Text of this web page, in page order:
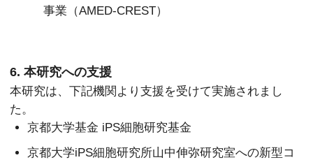
事業（AMED-CREST）
6. 本研究への支援
本研究は、下記機関より支援を受けて実施されまし
た。
京都大学基金 iPS細胞研究基金
京都大学iPS細胞研究所山中伸弥研究室への新型コ